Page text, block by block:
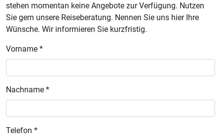
stehen momentan keine Angebote zur Verfügung. Nutzen
Sie gern unsere Reiseberatung. Nennen Sie uns hier Ihre
Wünsche. Wir informieren Sie kurzfristig.
Vorname *
Nachname *
Telefon *